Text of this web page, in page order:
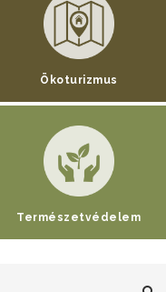
Ökoturizmus
Természetvédelem